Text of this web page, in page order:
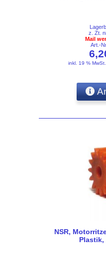
z. Zt.
Mail
Art.-
inkl. 19 %
NSR,
Plastik,